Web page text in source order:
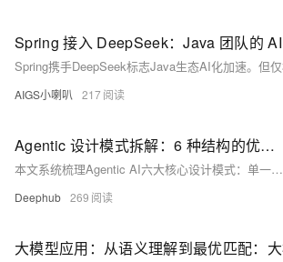
Spring 接入 DeepSeek：Java 团队的 AI
AIGS小喇叭 217
Agentic 设计模式拆解：6 种结构的优缺点与应用场景
本文系统梳理Agentic AI六大核心设计模式：单一、顺序、并行智能体，循环评审，协调者与子智能体，以及作为工具的子智能体。聚焦智能体、用户、模型与工具间的结构化交互，提炼可复用的工程骨架，助力规模化落地。
Deephub 269